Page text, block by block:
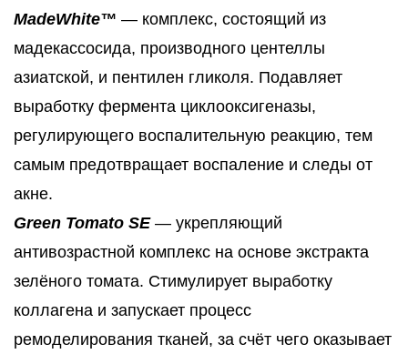
MadeWhite™ — комплекс, состоящий из
мадекассосида, производного центеллы
азиатской, и пентилен гликоля. Подавляет
выработку фермента циклооксигеназы,
регулирующего воспалительную реакцию, тем
самым предотвращает воспаление и следы от
акне.
Green Tomato SE— укрепляющий
антивозрастной комплекс на основе экстракта
зелёного томата. Стимулирует выработку
коллагена и запускает процесс
ремоделирования тканей, за счёт чего оказывает